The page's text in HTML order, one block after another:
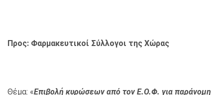
Προς: Φαρμακευτικοί Σύλλογοι της Χώρας
Θέμα: «Επιβολή κυρώσεων από τον Ε.Ο.Φ. για παράνομη